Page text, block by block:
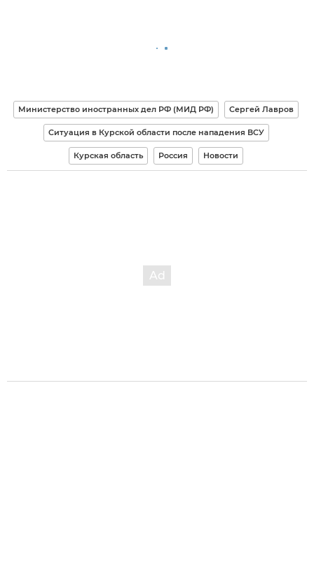
Министерство иностранных дел РФ (МИД РФ) Сергей Лавров
Ситуация в Курской области после нападения ВСУ
Курская область Россия Новости